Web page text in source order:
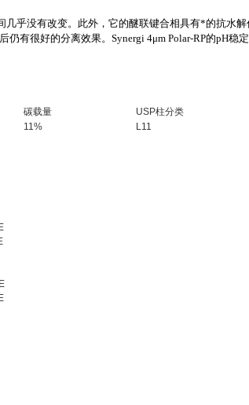
几乎没有改变。此外，它的醚联键合相具有*的抗水
仍有很好的分离效果。Synergi 4μm Polar-RP的pH稳
碳载量
USP柱分类
11%
L11